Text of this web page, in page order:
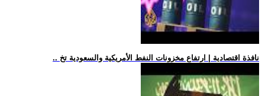
.. نافذة اقتصادية | ارتفاع مخزونات النفط الأمريكية والسعودية تخ